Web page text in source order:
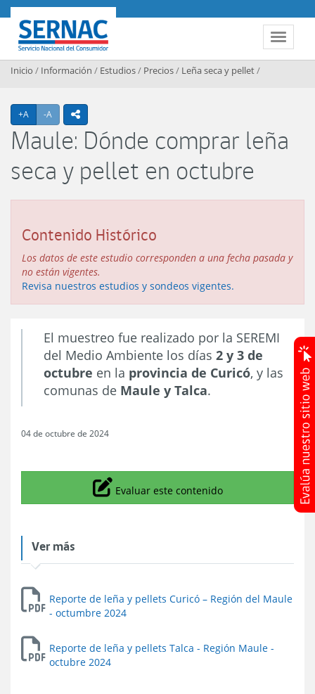
Contenido principal
Toggle
SERNAC
Inicio / Información / Estudios/ Precios/ Leña seca y pellet/
+A Agrandar texto
-A Achicar textoicono compartir
Maule: Dónde comprar leña
seca y pellet en octubre
Contenido Histórico
Los datos de este estudio corresponden a una fecha pasada y
no están vigentes.
Revisa nuestros estudios y sondeos vigentes.
El muestreo fue realizado por la SEREMI
del Medio Ambiente los días 2 y 3 de
octubre en la provincia de Curicó, y las
comunas de Maule y Talca.
04 de octubre de 2024
Icono
Evaluar este contenido
Ver más
Reporte de leña y pellets Curicó – Región del Maule
- octumbre 2024
Reporte de leña y pellets Talca - Región Maule -
octubre 2024